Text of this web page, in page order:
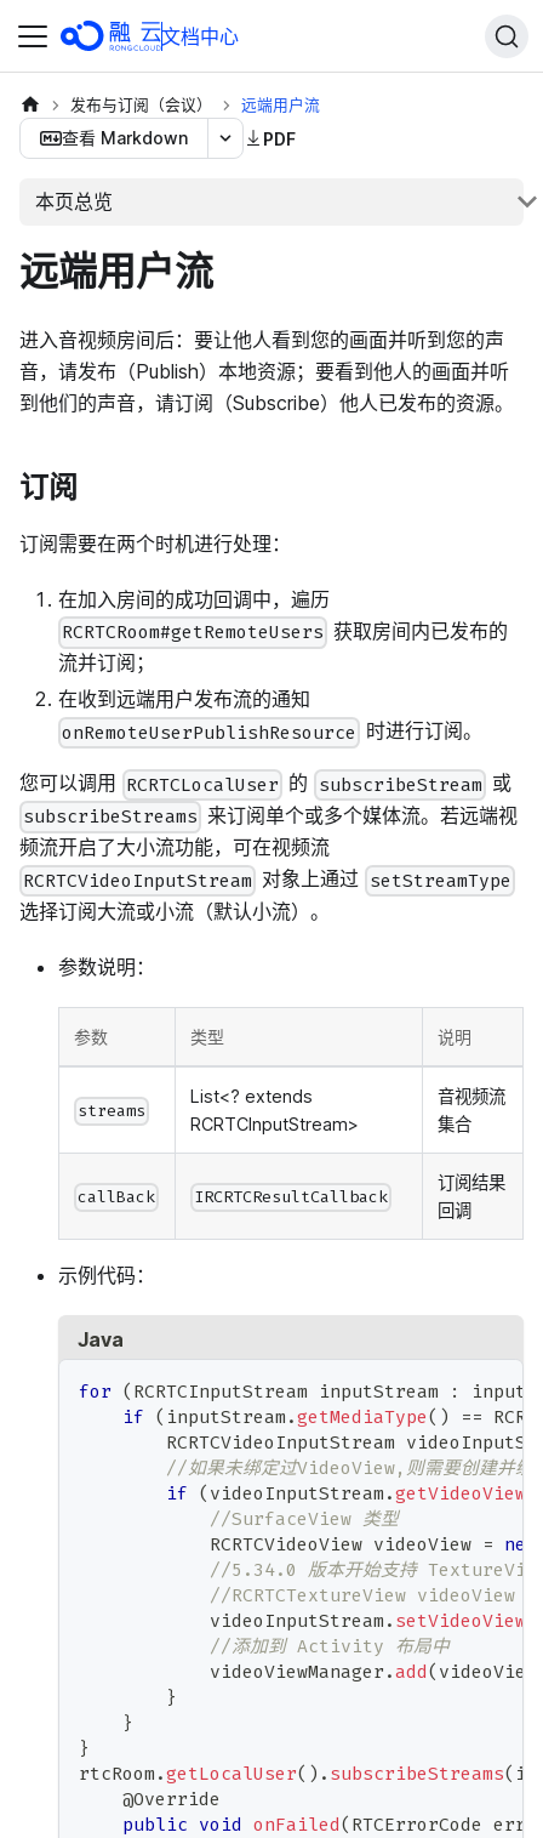
文档中心
发布与订阅（会议） 远端用户流
查看 Markdown PDF
本页总览
远端用户流
进入音视频房间后：要让他人看到您的画面并听到您的声
音，请发布（Publish）本地资源；要看到他人的画面并听
到他们的声音，请订阅（Subscribe）他人已发布的资源。
订阅
订阅需要在两个时机进行处理：
在加入房间的成功回调中，遍历
RCRTCRoom#getRemoteUsers 获取房间内已发布的
流并订阅；
在收到远端用户发布流的通知
onRemoteUserPublishResource 时进行订阅。
您可以调用 RCRTCLocalUser 的 subscribeStream 或
subscribeStreams 来订阅单个或多个媒体流。若远端视
频流开启了大小流功能，可在视频流
RCRTCVideoInputStream 对象上通过 setStreamType
选择订阅大流或小流（默认小流）。
参数说明：
参数 类型 说明
streams
List<? extends
RCRTCInputStream>
音视频流
集合
callBack IRCRTCResultCallback
订阅结果
回调
示例代码：
Java
for ( RCRTCInputStream inputStream :
if ( inputStream .getMediaType( ) ==
RCRTCVideoInputStream
//如果未绑定过VideoView,则需要创建并绑
if ( videoInputStream .getVideoView
//SurfaceView 类型
RCRTCVideoView videoView = new
//5.34.0 版本开始支持
//RCRTCTextureView videoView
            videoInputStream
. setVideoView
//添加到 Activity 布局中
            videoViewManager
.add( videoView
}
}
}
rtcRoom .getLocalUser( ) . subscribeStreams(
@Override
public void onFailed( RTCErrorCode